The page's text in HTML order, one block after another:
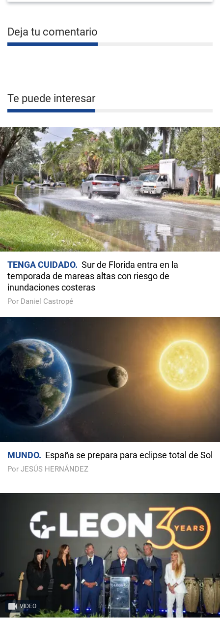
Deja tu comentario
Te puede interesar
TENGA CUIDADO
Sur de Florida entra en la
temporada de mareas altas con riesgo de
inundaciones costeras
Por Daniel Castropé
MUNDO España se prepara para eclipse total de Sol
Por JESÚS HERNÁNDEZ
VIDEO